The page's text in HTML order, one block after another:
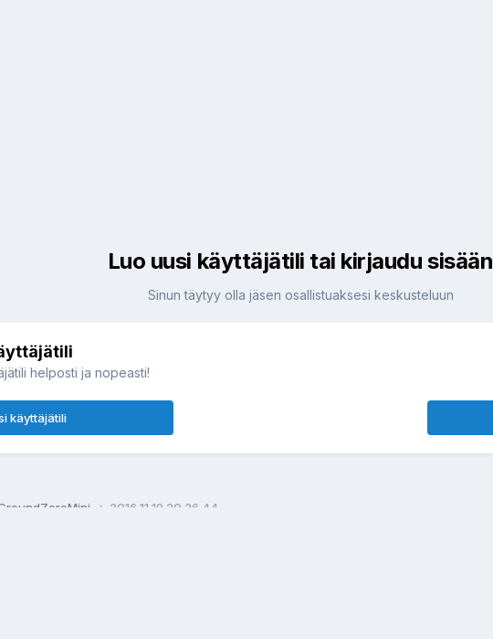
Luo uusi käyttäjätili tai kirjaudu sisään
Sinun täytyy olla jäsen osallistuaksesi keskusteluun
helposti ja nopeasti!
käyttäjätili
2016 11 19 20.36.44